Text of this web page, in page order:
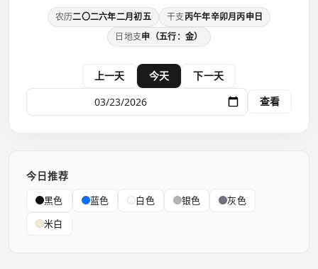
农历二〇二六年二月初五 干支丙午年辛卯月丙申日
日地支申（五行：金）
上一天 今天
下一天
查看
今日推荐
黑色 蓝色 白色 银色
灰色
米白